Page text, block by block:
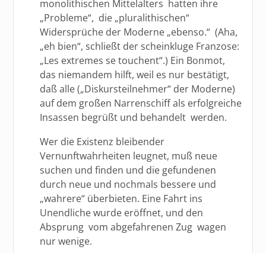
monolithischen Mittelalters hatten ihre
„Probleme“, die „pluralithischen“
Widersprüche der Moderne „ebenso.“ (Aha,
„eh bien“, schließt der scheinkluge Franzose:
„Les extremes se touchent“.) Ein Bonmot,
das niemandem hilft, weil es nur bestätigt,
daß alle („Diskursteilnehmer“ der Moderne)
auf dem großen Narrenschiff als erfolgreiche
Insassen begrüßt und behandelt werden.
Wer die Existenz bleibender
Vernunftwahrheiten leugnet, muß neue
suchen und finden und die gefundenen
durch neue und nochmals bessere und
„wahrere“ überbieten. Eine Fahrt ins
Unendliche wurde eröffnet, und den
Absprung vom abgefahrenen Zug wagen
nur wenige.